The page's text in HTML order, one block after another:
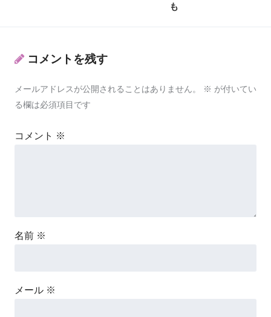
も
コメントを残す
メールアドレスが公開されることはありません。 ※ が付いてい
る欄は必須項目です
コメント ※
名前 ※
メール ※